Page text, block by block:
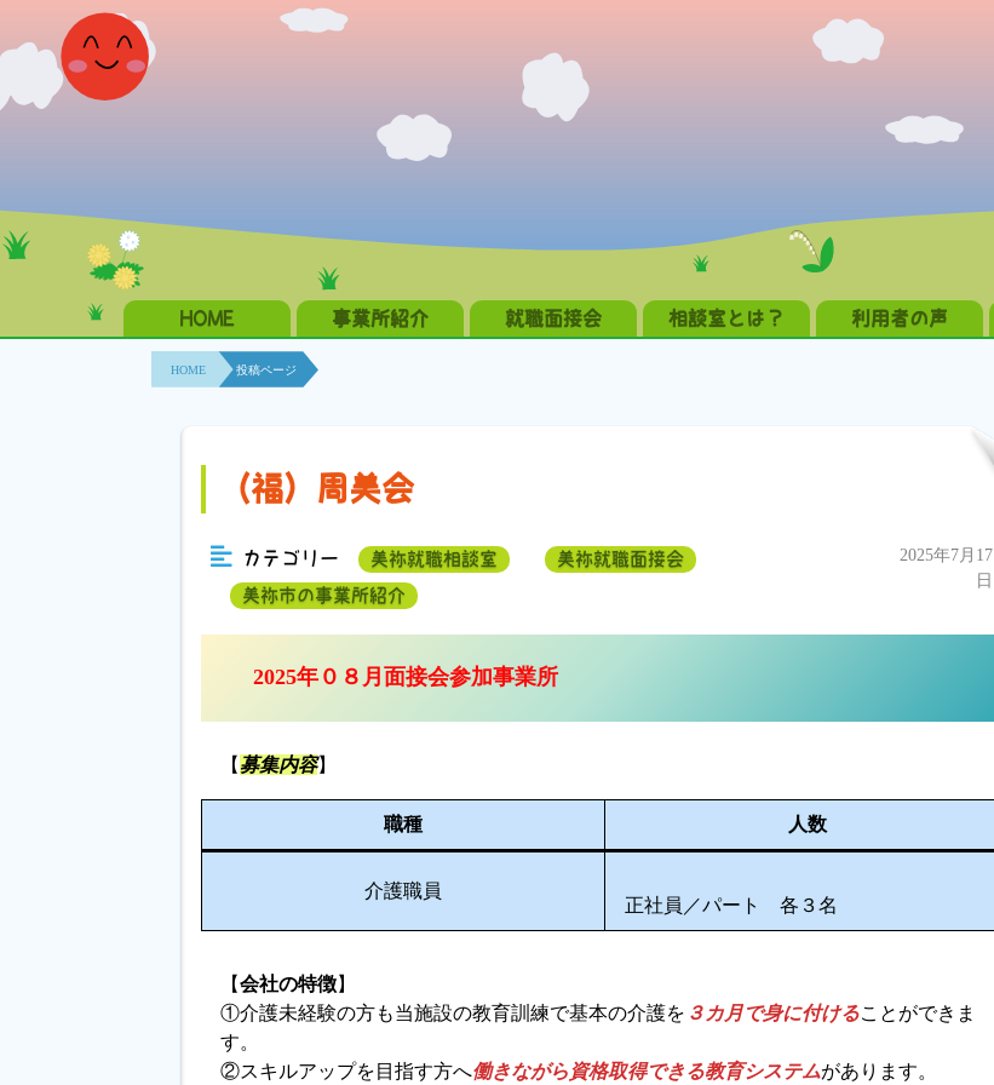
HOME 事業所紹介 就職面接会 相談室とは？ 利用者の声
HOME 投稿ページ
（福）周美会
カテゴリー 美祢就職相談室
美祢就職面接会
美祢市の事業所紹介
2025年7月17
日
2025年０８月面接会参加事業所
【 募集内容】
職種 人数
介護職員
正社員／パート 各３名
【会社の特徴】
①介護未経験の方も当施設の教育訓練で基本の介護を ３カ月で身に付けることができま
す。
②スキルアップを目指す方へ働きながら資格取得できる教育システムがあります。